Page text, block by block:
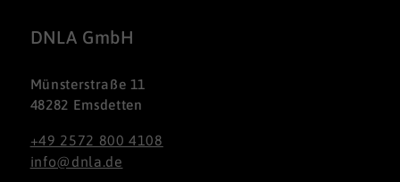
DNLA GmbH
Münsterstraße 11
48282 Emsdetten
+49 2572 800 4108
info@dnla.de